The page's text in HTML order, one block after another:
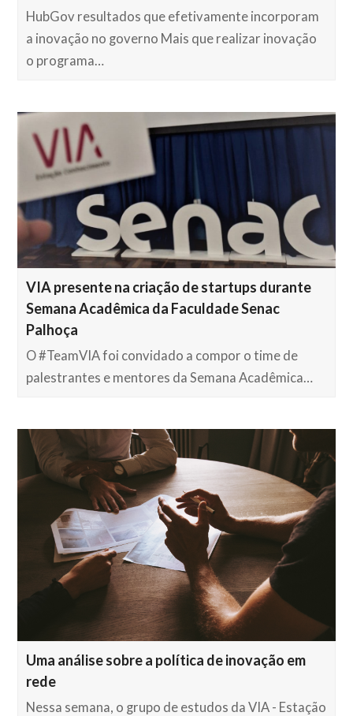
HubGov resultados que efetivamente incorporam
a inovação no governo Mais que realizar inovação
o programa…
VIA presente na criação de startups durante
Semana Acadêmica da Faculdade Senac
Palhoça
O #TeamVIA foi convidado a compor o time de
palestrantes e mentores da Semana Acadêmica…
Uma análise sobre a política de inovação em
rede
Nessa semana, o grupo de estudos da VIA - Estação